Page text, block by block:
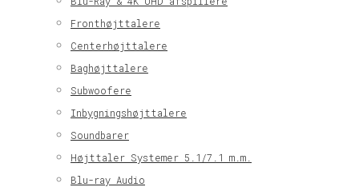
Fronthøjttalere
Centerhøjttalere
Baghøjttalere
Subwoofere
Inbygningshøjttalere
Soundbarer
Højttaler Systemer 5.1/7.1 m.m.
Blu-ray Audio